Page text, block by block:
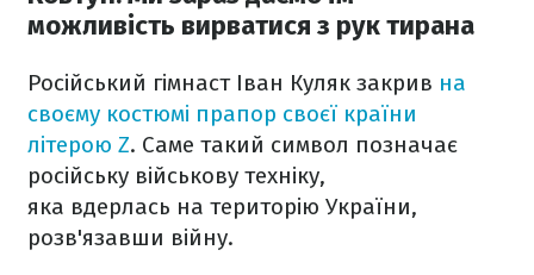
можливість вирватися з рук тирана
Російський гімнаст Іван Куляк закрив на
своєму костюмі прапор своєї країни
літерою Z. Саме такий символ позначає
російську військову техніку,
яка вдерлась на територію України,
розв'язавши війну.